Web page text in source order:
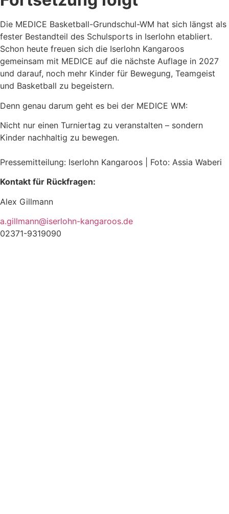
Die MEDICE Basketball-Grundschul-WM hat sich längst als
fester Bestandteil des Schulsports in Iserlohn etabliert.
Schon heute freuen sich die Iserlohn Kangaroos
gemeinsam mit MEDICE auf die nächste Auflage in 2027
und darauf, noch mehr Kinder für Bewegung, Teamgeist
und Basketball zu begeistern.
Denn genau darum geht es bei der MEDICE WM:
Nicht nur einen Turniertag zu veranstalten – sondern
Kinder nachhaltig zu bewegen.
Pressemitteilung: Iserlohn Kangaroos | Foto: Assia Waberi
Kontakt für Rückfragen:
Alex Gillmann
a.gillmann@iserlohn-kangaroos.de
02371-9319090